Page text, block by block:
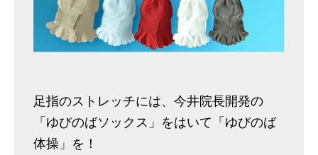
足指のストレッチには、今井院長開発の
「ゆびのばソックス」をはいて「ゆびのば
体操」を！